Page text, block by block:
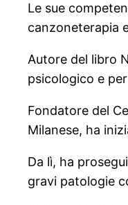
Le sue
canzoneterapia
Autore del libro
psicologico e
Fondatore del
Milanese, ha
Da lì, ha
gravi patologie